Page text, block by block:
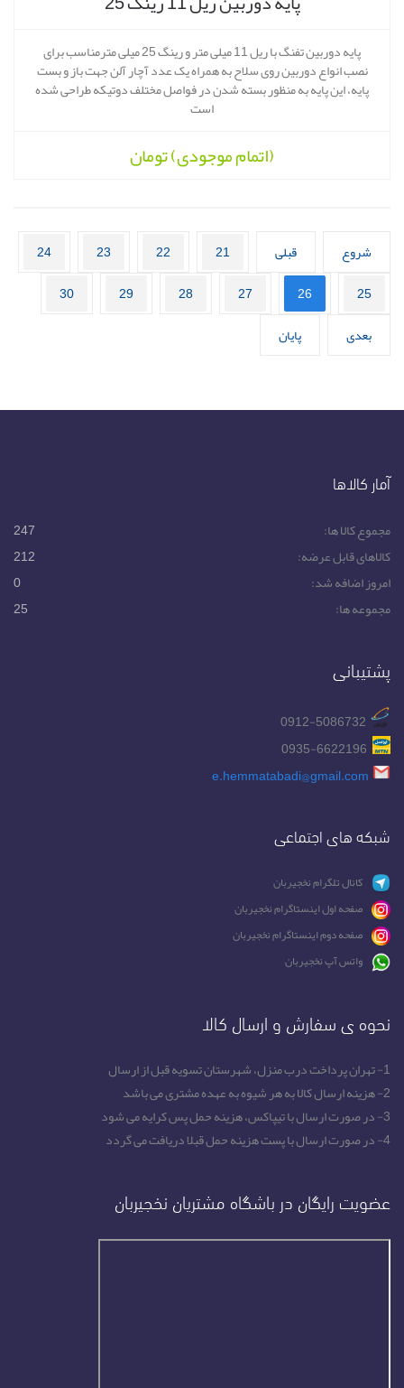
پایه دوربین تفنگ با ریل 11 میلی متر و رینگ 25 میلی مترمناسب برای
نصب انواع دوربین روی سلاح به همراه یک عدد آچار آلن جهت باز و بست
پایه، این پایه به منظور بسته شدن در فواصل مختلف دوتیکه طراحی شده
است
(اتمام موجودی)تومان
شروع قبلی 21
22
23
24
25
26
27
28
29
30
بعدی
پایان
آمار کالاها
مجموع کالا ها:
247
کالاهای قابل عرضه:
212
امروز اضافه شد:
0
مجموعه ها:
25
پشتیبانی
e.hemmatabadi@gmail.com
شبکه های اجتماعی
کانال تلگرام نخجیربان
صفحه اول اینستاگرام نخجیربان
صفحه دوم اینستاگرام نخجیربان
واتس آپ نخجیربان
نحوه ی سفارش و ارسال کالا
1- تهران پرداخت درب منزل، شهرستان تسویه قبل از ارسال
2- هزینه ارسال کالا به هر شیوه به عهده مشتری می باشد
3- در صورت ارسال با تیپاکس، هزینه حمل پس کرایه می شود
4- در صورت ارسال با پست هزینه حمل قبلا دریافت می گردد
عضویت رایگان در باشگاه مشتریان نخجیربان